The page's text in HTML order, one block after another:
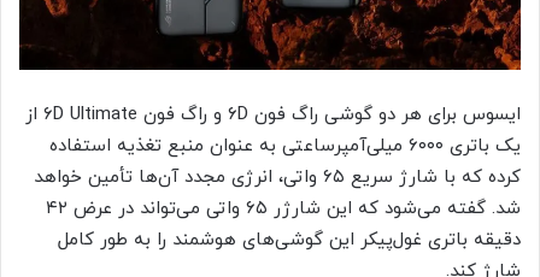
ایسوس برای هر دو گوشی راگ فون ۶D و راگ فون ۶D Ultimate از
یک باتری ۶۰۰۰ میلی‌آمپرساعتی به عنوان منبع تغذیه استفاده
کرده که با شارژ سریع ۶۵ واتی، انرژی مجدد آن‌ها تأمین خواهد
شد. گفته می‌شود که این شارژر ۶۵ واتی می‌تواند در عرض ۴۲
دقیقه باتری غول‌پیکر این گوشی‌های هوشمند را به طور کامل
شارژ کند.